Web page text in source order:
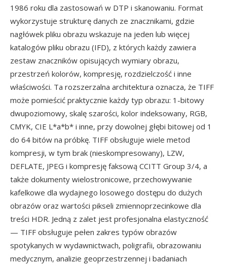
1986 roku dla zastosowań w DTP i skanowaniu. Format
wykorzystuje strukturę danych ze znacznikami, gdzie
nagłówek pliku obrazu wskazuje na jeden lub więcej
katalogów pliku obrazu (IFD), z których każdy zawiera
zestaw znaczników opisujących wymiary obrazu,
przestrzeń kolorów, kompresję, rozdzielczość i inne
właściwości. Ta rozszerzalna architektura oznacza, że TIFF
może pomieścić praktycznie każdy typ obrazu: 1-bitowy
dwupoziomowy, skalę szarości, kolor indeksowany, RGB,
CMYK, CIE L*a*b* i inne, przy dowolnej głębi bitowej od 1
do 64 bitów na próbkę. TIFF obsługuje wiele metod
kompresji, w tym brak (nieskompresowany), LZW,
DEFLATE, JPEG i kompresję faksową CCITT Group 3/4, a
także dokumenty wielostronicowe, przechowywanie
kafelkowe dla wydajnego losowego dostępu do dużych
obrazów oraz wartości pikseli zmiennoprzecinkowe dla
treści HDR. Jedną z zalet jest profesjonalna elastyczność
— TIFF obsługuje pełen zakres typów obrazów
spotykanych w wydawnictwach, poligrafii, obrazowaniu
medycznym, analizie geoprzestrzennej i badaniach